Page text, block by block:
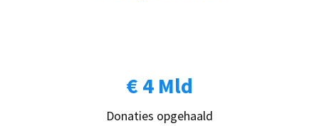
€ 4 Mld
Donaties opgehaald